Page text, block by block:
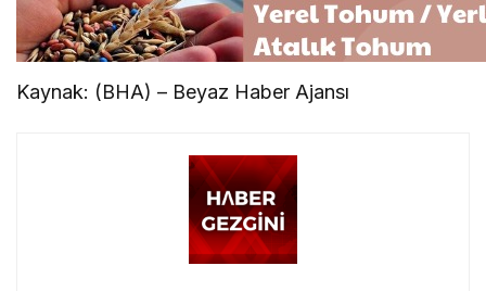
Kaynak: (BHA) – Beyaz Haber Ajansı